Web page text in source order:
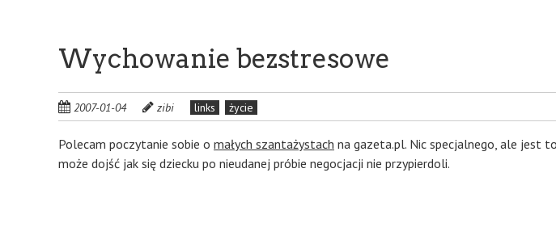
Wychowanie bezstresowe
2007-01-04 zibi links życie
Polecam poczytanie sobie o małych szantażystach na gazeta.pl. Nic specjalnego, ale jest
może dojść jak się dziecku po nieudanej próbie negocjacji nie przypierdoli.